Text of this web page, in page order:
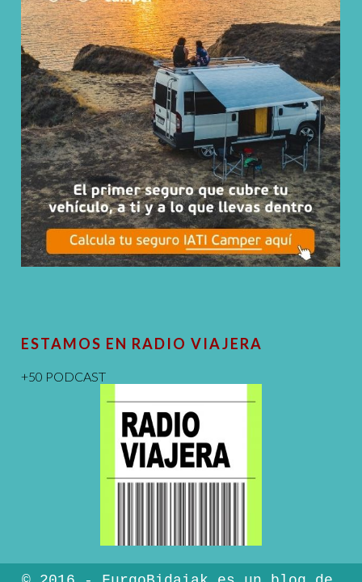
ESTAMOS EN RADIO VIAJERA
+50 PODCAST